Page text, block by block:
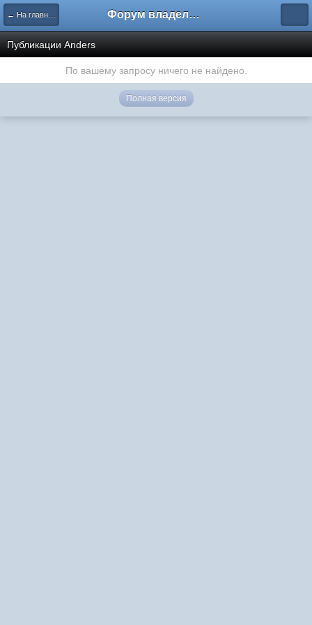
← На главную Форум владельцев интернет-магазинов
Публикации Anders
По вашему запросу ничего не найдено.
Полная версия